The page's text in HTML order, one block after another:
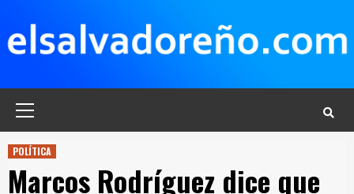
contenido
POLÍTICA
Marcos Rodríguez dice que